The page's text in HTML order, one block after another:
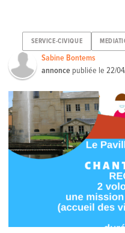
SERVICE-CIVIQUE
Sabine Bontems
annonce publiée le22/